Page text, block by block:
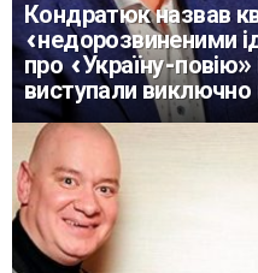
Кондратюк назвав
«недорозвиненими
про «Україну-
виступали виключно